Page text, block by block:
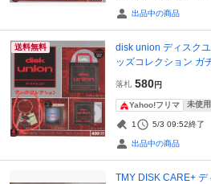
出品中の商品
送料無料
disk union ディスク
ッズコレクション
落札 580円
Yahoo!フリマ 未使用
1 5/3 09:52終了
出品中の商品
TMY DISK CARE+